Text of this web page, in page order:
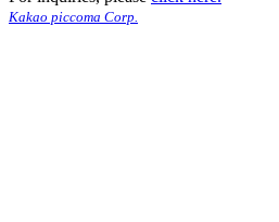
Kakao piccoma Corp.